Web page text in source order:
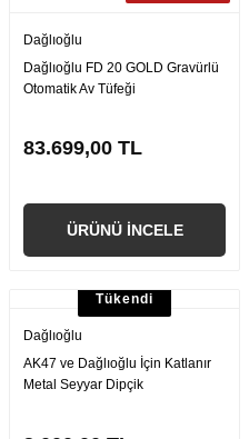
Dağlıoğlu
Dağlıoğlu FD 20 GOLD Gravürlü
Otomatik Av Tüfeği
83.699,00 TL
ÜRÜNÜ İNCELE
Tükendi
Dağlıoğlu
AK47 ve Dağlıoğlu İçin Katlanır
Metal Seyyar Dipçik